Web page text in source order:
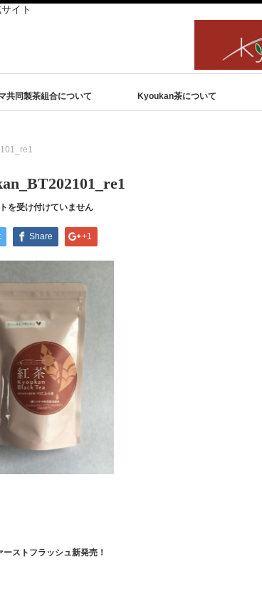
イト
共同製茶組合について Kyoukan茶について
を受け付けていません
Share +1
ーストフラッシュ新発売！